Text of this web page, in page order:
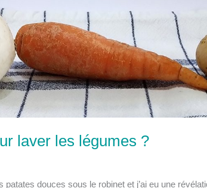
laver les légumes ?
patates douces sous le robinet et j’ai eu une